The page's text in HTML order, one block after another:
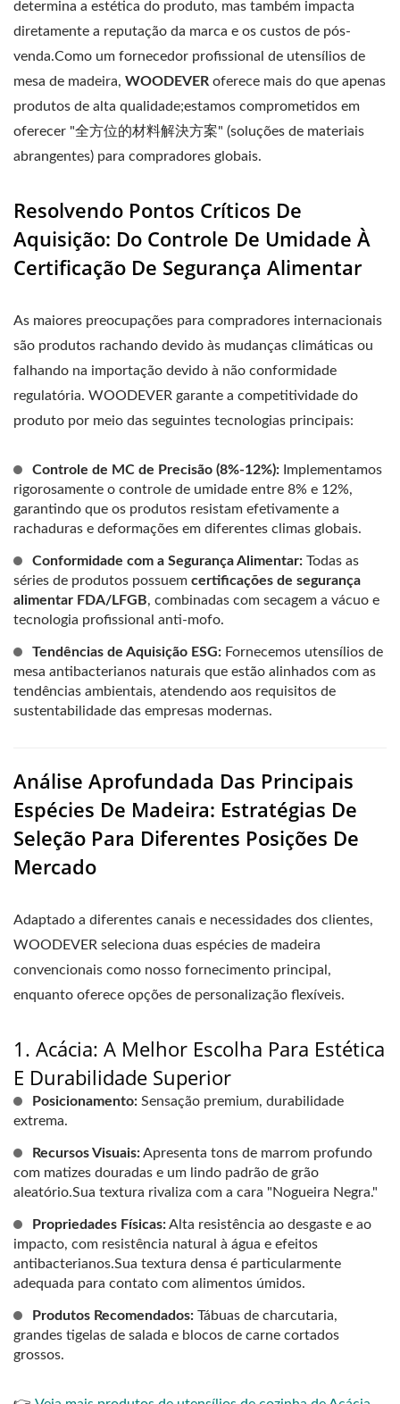
determina a estética do produto, mas também impacta
diretamente a reputação da marca e os custos de pós-
venda.Como um fornecedor profissional de utensílios de
mesa de madeira, WOODEVER oferece mais do que apenas
produtos de alta qualidade;estamos comprometidos em
oferecer "全方位的材料解決方案" (soluções de materiais
abrangentes) para compradores globais.
Resolvendo Pontos Críticos De
Aquisição: Do Controle De Umidade À
Certificação De Segurança Alimentar
As maiores preocupações para compradores internacionais
são produtos rachando devido às mudanças climáticas ou
falhando na importação devido à não conformidade
regulatória. WOODEVER garante a competitividade do
produto por meio das seguintes tecnologias principais:
Controle de MC de Precisão (8%-12%): Implementamos
rigorosamente o controle de umidade entre 8% e 12%,
garantindo que os produtos resistam efetivamente a
rachaduras e deformações em diferentes climas globais.
Conformidade com a Segurança Alimentar: Todas as
séries de produtos possuem certificações de segurança
alimentar FDA/LFGB, combinadas com secagem a vácuo e
tecnologia profissional anti-mofo.
Tendências de Aquisição ESG: Fornecemos utensílios de
mesa antibacterianos naturais que estão alinhados com as
tendências ambientais, atendendo aos requisitos de
sustentabilidade das empresas modernas.
Análise Aprofundada Das Principais
Espécies De Madeira: Estratégias De
Seleção Para Diferentes Posições De
Mercado
Adaptado a diferentes canais e necessidades dos clientes,
WOODEVER seleciona duas espécies de madeira
convencionais como nosso fornecimento principal,
enquanto oferece opções de personalização flexíveis.
1. Acácia: A Melhor Escolha Para Estética
E Durabilidade Superior
Posicionamento: Sensação premium, durabilidade
extrema.
Recursos Visuais:Apresenta tons de marrom profundo
com matizes douradas e um lindo padrão de grão
aleatório.Sua textura rivaliza com a cara "Nogueira Negra."
Propriedades Físicas:Alta resistência ao desgaste e ao
impacto, com resistência natural à água e efeitos
antibacterianos.Sua textura densa é particularmente
adequada para contato com alimentos úmidos.
Produtos Recomendados: Tábuas de charcutaria,
grandes tigelas de salada e blocos de carne cortados
grossos.